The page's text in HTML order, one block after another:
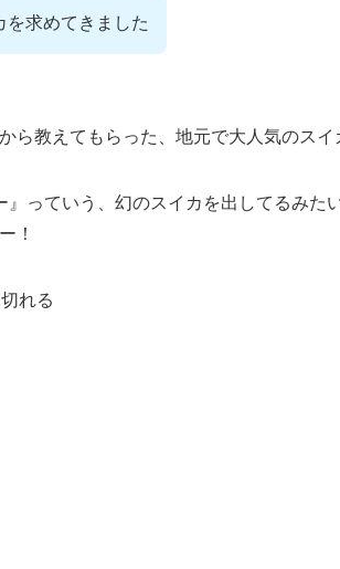
を求めてきました
ら教えてもらった、地元で大人気のスイ
っていう、幻のスイカを出してるみた
！
れる